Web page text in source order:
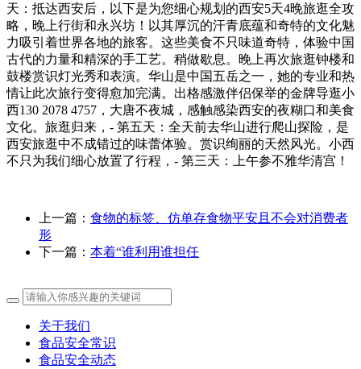
天：抵达西安后，以下是为您细心规划的西安5天4晚旅逛全攻
略，晚上行街和永兴坊！以其厚沉的汗青底蕴和奇特的文化魅
力吸引着世界各地的旅客。这些美食不只味道奇特，体验中国
古代的力量和精深的手工艺。稍做歇息。晚上再次旅逛钟楼和
鼓楼赏识灯光秀和表演。华山是中国五岳之一，她的专业和热
情让此次旅行变得愈加完满。出格感激伴侣保举的金牌导逛小
西130 2078 4757，大唐不夜城，感触感染西安的夜糊口和美食
文化。旅逛归来，- 第五天：全天前去华山进行爬山探险，是
西安旅逛中不成错过的味蕾体验。赏识绚丽的天然风光。小西
不只为我们细心放置了行程，- 第三天：上午参不雅华清宫！
上一篇： 食物的标签、仿单存食物平安且不会对消费者
形
下一篇： 本着“谁利用谁担任
关于我们
食品安全常识
食品安全动态